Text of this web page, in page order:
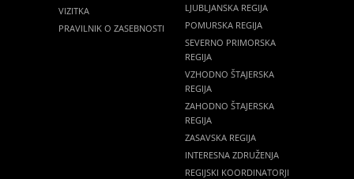
VIZITKA
PRAVILNIK O ZASEBNOSTI
LJUBLJANSKA REGIJA
POMURSKA REGIJA
SEVERNO PRIMORSKA
REGIJA
VZHODNO ŠTAJERSKA
REGIJA
ZAHODNO ŠTAJERSKA
REGIJA
ZASAVSKA REGIJA
INTERESNA ZDRUŽENJA
REGIJSKI KOORDINATORJI